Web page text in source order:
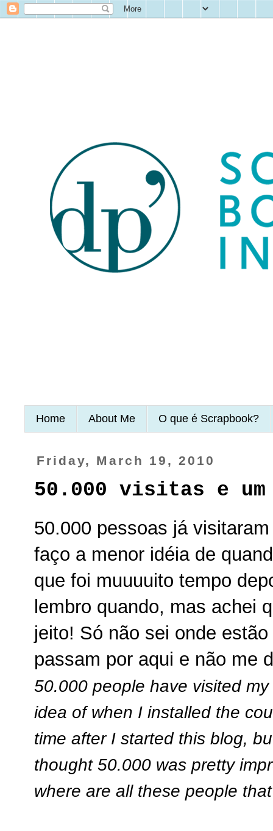
Home About Me O que é Scrapbook?
Friday, March 19, 2010
50.000 visitas e
50.000 pessoas já
faço a menor idéia de
que foi muuuuito tempo
lembro quando, mas achei
jeito! Só não sei onde
passam por aqui e não me
50.000 people have visited
idea of when I installed the
time after I started this blog,
thought 50.000 was pretty
where are all these people